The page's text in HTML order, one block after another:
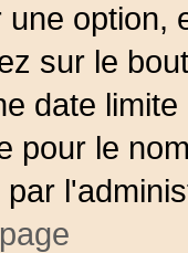
option,
sur le
date
pour le